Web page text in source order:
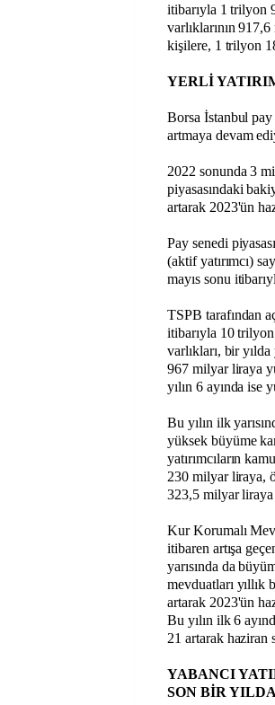
itibarıyla 1 trilyon
varlıklarının
kişilere, 1 trilyon
YERLİ
Borsa İstanbul pay
artmaya devam
2022 sonunda 3
piyasasındaki
artarak 2023'ün
Pay senedi
(aktif yatırımcı)
mayıs sonu
TSPB tarafından
itibarıyla 10
varlıkları, bir
967 milyar liraya
yılın 6 ayında ise
Bu yılın ilk
yüksek büyüme
yatırımcıların
230 milyar liraya,
323,5 milyar liraya
Kur Korumalı
itibaren artışa
yarısında da
mevduatları yıllık
artarak 2023'ün
Bu yılın ilk 6
21 artarak
YABANCI
SON BİR